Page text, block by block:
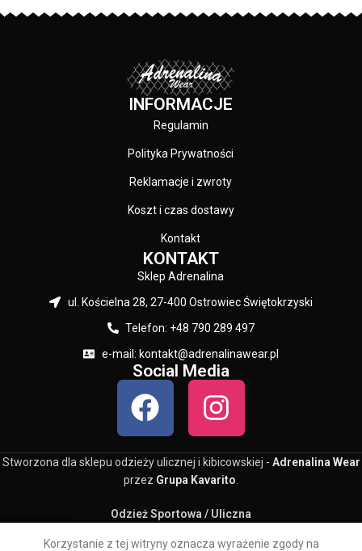
PRODUCENT: Pit Bull
Czarny
nadruki wykonane specjalistyczną
INFORMACJE
Regulamin
Polityka Prywatności
Reklamacje i zwroty
Koszt i czas dostawy
Kontakt
KONTAKT
Sklep Adrenalina
ul. Kościelna 28, 27-400 Ostrowiec Świętokrzyski
Telefon: +48 790 289 497
e-mail: kontakt@adrenalinawear.pl
Social Media
Stworzona dla sklepu odzieży ulicznej i kibicowskiej - Adrenalina Wear
przez Grupa Kavarito
Odzież Sportowa / Uliczna
Korzystanie z tej witryny oznacza wyrażenie zgody na